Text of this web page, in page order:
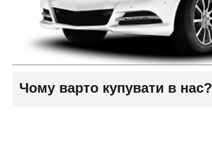
Чому варто купувати в нас?